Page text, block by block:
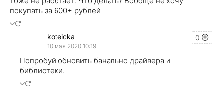
покупать за 600+ рублей
0
koteicka
10 мая 2020 10:19
Попробуй обновить банально драйвера и
библиотеки.